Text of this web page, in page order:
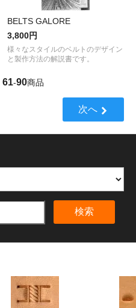
BELTS GALORE
3,800円
様々なスタイルのベルトのデザイン
と製作方法の解説書です。
61-90商品
次へ
検索